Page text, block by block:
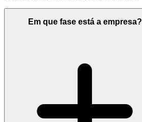
Em que fase está a empresa?